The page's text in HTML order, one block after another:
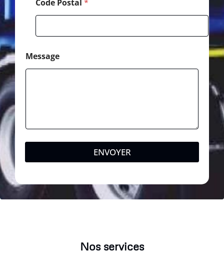
Code Postal *
Message
ENVOYER
Nos services